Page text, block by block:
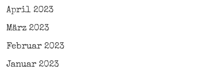
April 2023
März 2023
Februar 2023
Januar 2023